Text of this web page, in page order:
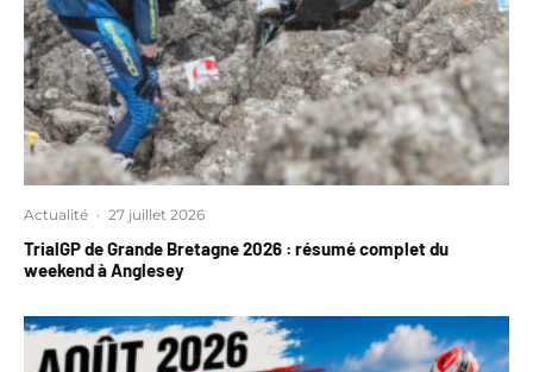
Actualité · 27 juillet 2026
TrialGP de Grande Bretagne 2026 : résumé complet du
weekend à Anglesey